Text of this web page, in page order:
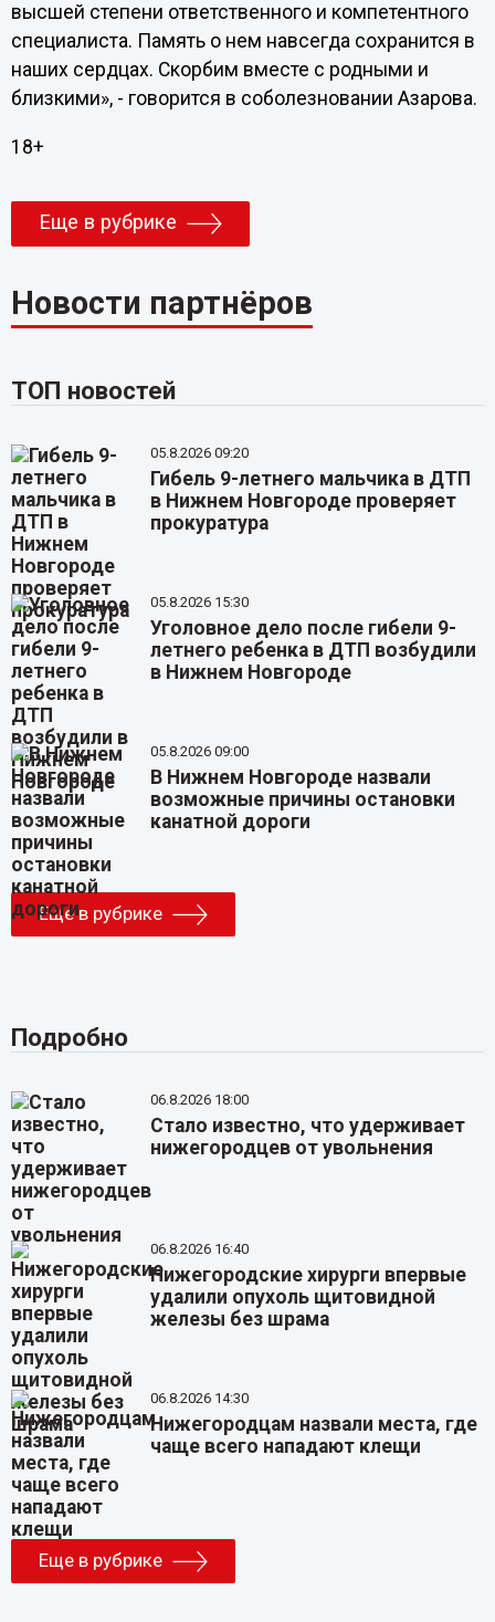
высшей степени ответственного и компетентного
специалиста. Память о нем навсегда сохранится в
наших сердцах. Скорбим вместе с родными и
близкими», - говорится в соболезновании Азарова.
18+
Еще в рубрике
Новости партнёров
ТОП новостей
05.8.2026 09:20
Гибель 9-летнего мальчика в ДТП
в Нижнем Новгороде проверяет
прокуратура
05.8.2026 15:30
Уголовное дело после гибели 9-
летнего ребенка в ДТП возбудили
в Нижнем Новгороде
05.8.2026 09:00
В Нижнем Новгороде назвали
возможные причины остановки
канатной дороги
Еще в рубрике
Подробно
06.8.2026 18:00
Стало известно, что удерживает
нижегородцев от увольнения
06.8.2026 16:40
Нижегородские хирурги впервые
удалили опухоль щитовидной
железы без шрама
06.8.2026 14:30
Нижегородцам назвали места, где
чаще всего нападают клещи
Еще в рубрике